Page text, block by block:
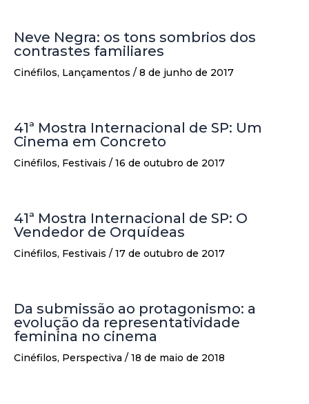
Neve Negra: os tons sombrios dos
contrastes familiares
Cinéfilos, Lançamentos / 8 de junho de 2017
41ª Mostra Internacional de SP: Um
Cinema em Concreto
Cinéfilos, Festivais / 16 de outubro de 2017
41ª Mostra Internacional de SP: O
Vendedor de Orquídeas
Cinéfilos, Festivais / 17 de outubro de 2017
Da submissão ao protagonismo: a
evolução da representatividade
feminina no cinema
Cinéfilos, Perspectiva / 18 de maio de 2018